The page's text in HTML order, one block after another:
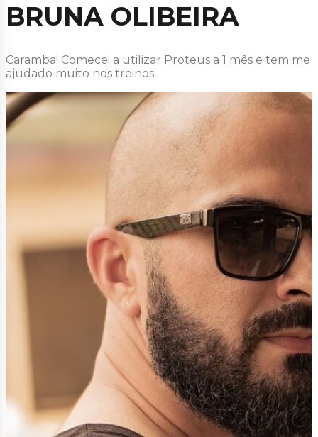
BRUNA OLIBEIRA
Caramba! Comecei a utilizar Proteus a 1 mês e tem me
ajudado muito nos treinos.